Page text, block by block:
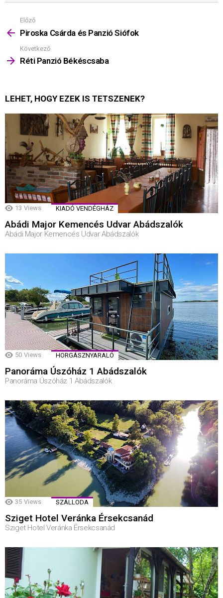
Mutass
többet
Előző
Piroska Csárda és Panzió Siófok
Következő
Réti Panzió Békéscsaba
LEHET, HOGY EZEK IS TETSZENEK?
13 Views KIADÓ VENDÉGHÁZ
Abádi Major Kemencés Udvar Abádszalók
Abádi Major Kemencés Udvar Abádszalók
50 Views HORGÁSZNYARALÓ
Panoráma Úszóház 1 Abádszalók
Panoráma Úszóház 1 Abádszalók
35 Views SZÁLLODA
Sziget Hotel Veránka Érsekcsanád
Sziget Hotel Veránka Érsekcsanád